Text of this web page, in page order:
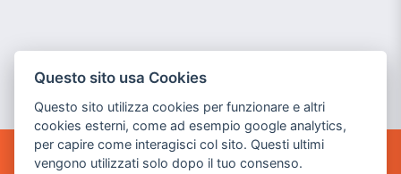
Questo sito usa Cookies
Questo sito utilizza cookies per funzionare e altri
cookies esterni, come ad esempio google analytics,
per capire come interagisci col sito. Questi ultimi
vengono utilizzati solo dopo il tuo consenso.